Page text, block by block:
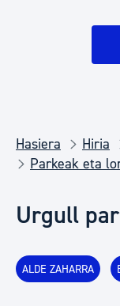
Hasiera Hiria
Parkeak eta
Urgull
ALDE ZAHARRA